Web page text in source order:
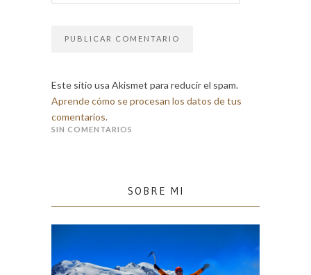
Este sitio usa Akismet para reducir el spam.
Aprende cómo se procesan los datos de tus
comentarios.
SIN COMENTARIOS
SOBRE MI